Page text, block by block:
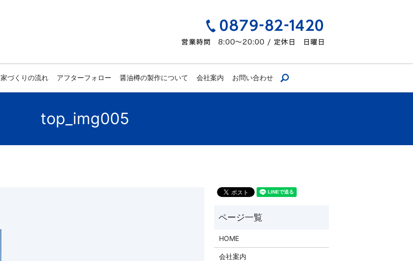
家づくりの流れ アフターフォロー 醤油樽の製作について 会社案内 お問い合わせ search
top_img005
HOME
会社案内